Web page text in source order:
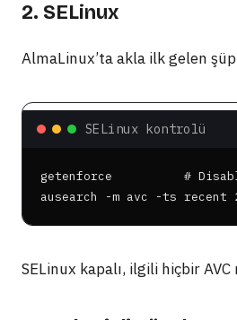
2. SELinux
AlmaLinux’ta akla ilk gelen
SELinux kontrolü
getenforce          #
ausearch -m avc -ts
SELinux kapalı, ilgili hiçbir